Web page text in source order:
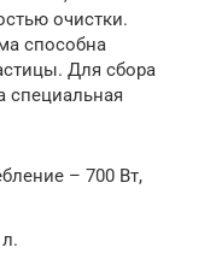
очистки.
способна
Для сбора
специальная
– 700 Вт,